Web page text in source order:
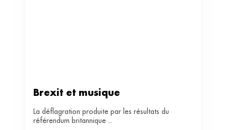
Brexit et musique
La déflagration produite par les résultats du
référendum britannique ...